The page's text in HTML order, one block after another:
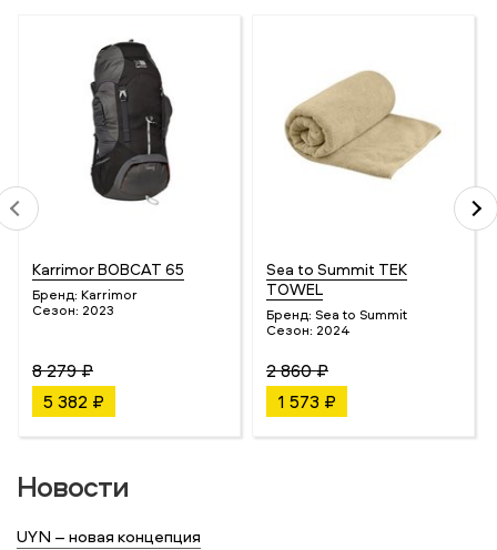
Karrimor BOBCAT 65
Бренд: Karrimor
Сезон: 2023
8 279 ₽
5 382 ₽
Sea to Summit TEK
TOWEL
Бренд: Sea to Summit
Сезон: 2024
2 860 ₽
1 573 ₽
Новости
UYN – новая концепция